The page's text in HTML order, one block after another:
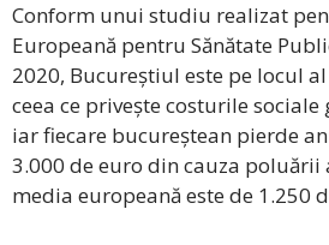
Conform unui studiu realizat
Europeană pentru Sănătate
2020, Bucureștiul este pe locul
ceea ce privește costurile
iar fiecare bucureștean pierde
3.000 de euro din cauza poluării
media europeană este de 1.250